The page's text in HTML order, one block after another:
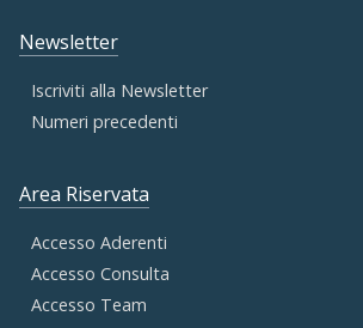
Newsletter
Iscriviti alla Newsletter
Numeri precedenti
Area Riservata
Accesso Aderenti
Accesso Consulta
Accesso Team